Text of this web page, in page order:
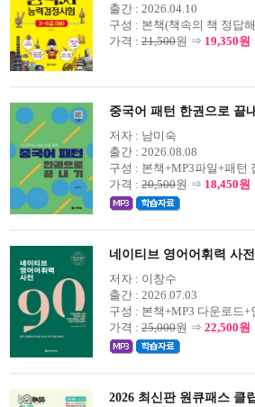
출간 : 2026.04.10
구성 : 본책(책속의 책 정답
가격 : 21,500원 ⇒ 19,350원
중국어 패턴 한권으로 끝
저자 : 남미숙
출간 : 2026.08.08
구성 : 본책+MP3파일+패턴
가격 : 20,500원 ⇒ 18,450원
네이티브 영어어휘력 사전
저자 : 이창수
출간 : 2026.07.03
구성 : 본책+MP3 다운로드+
가격 : 25,000원 ⇒ 22,500원
2026 최신판 원큐패스 클